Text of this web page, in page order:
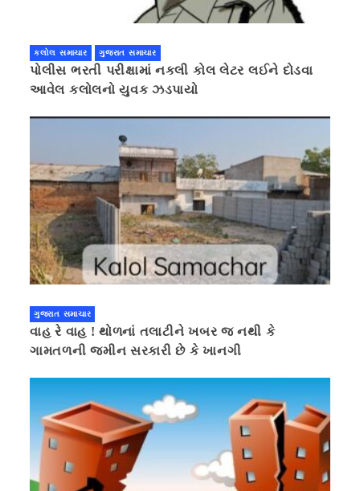
કલોલ સમાચાર ગુજરાત સમાચાર
પોલીસ ભરતી પરીક્ષામાં નકલી કોલ લેટર લઈને દોડવા
આવેલ કલોલનો યુવક ઝડપાયો
ગુજરાત સમાચાર
વાહ રે વાહ ! થોળનાં તલાટીને ખબર જ નથી કે
ગામતળની જમીન સરકારી છે કે ખાનગી